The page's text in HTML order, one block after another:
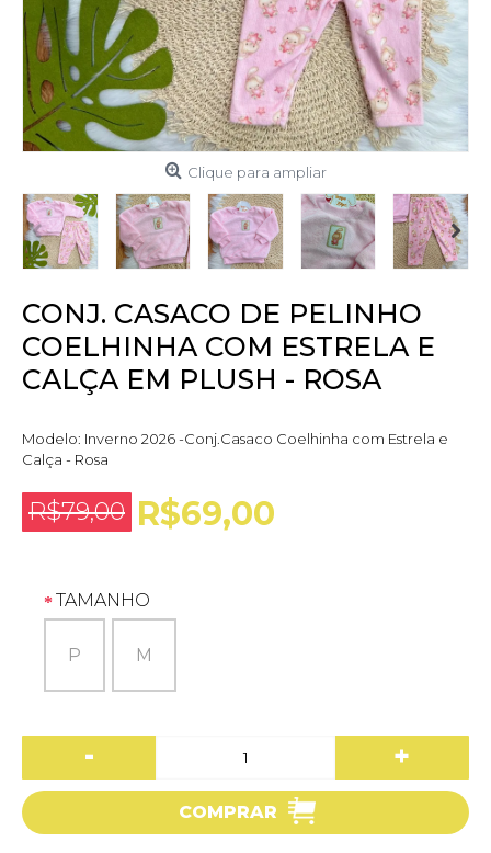
Clique para ampliar
CONJ. CASACO DE PELINHO
COELHINHA COM ESTRELA E
CALÇA EM PLUSH - ROSA
Modelo: Inverno 2026 -Conj.Casaco Coelhinha com Estrela e
Calça - Rosa
R$79,00 R$69,00
TAMANHO
P M
- +
COMPRAR